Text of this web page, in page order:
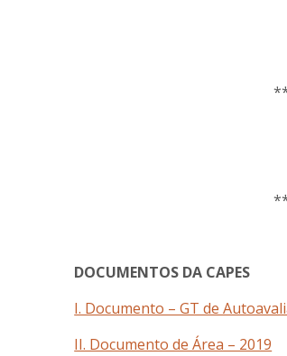
DOCUMENTOS DA CAPES
I. Documento – GT de
II. Documento de Área – 2019